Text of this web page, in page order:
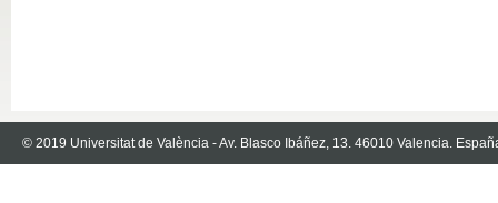
© 2019 Universitat de València - Av. Blasco Ibáñez, 13. 46010 Valencia.